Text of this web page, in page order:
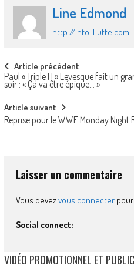
Line Edmond
http://Info-Lutte.com
Post
navigation
Article précédent
Paul « Triple H » Levesque fait un
soir : « Ça va être épique… »
Article suivant
Reprise pour le WWE Monday Night
Laisser un commentaire
Vous devezvous connecterpour
Social connect:
VIDÉO PROMOTIONNEL ET